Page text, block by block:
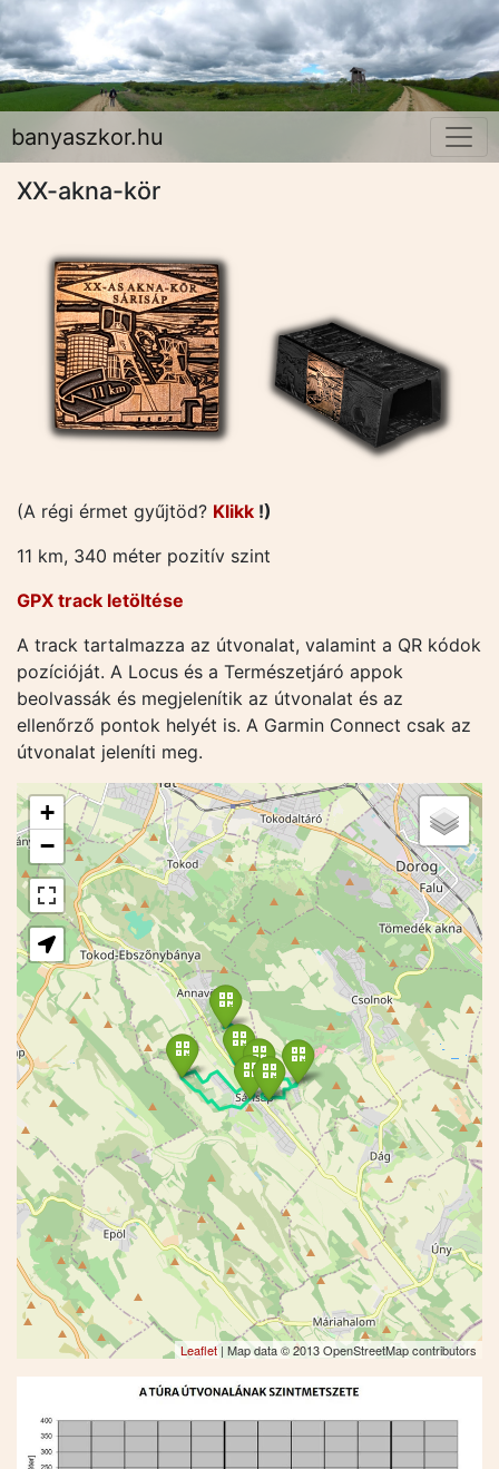
banyaszkor.hu
XX-akna-kör
(A régi érmet gyűjtöd? Klikk !)
11 km, 340 méter pozitív szint
GPX track letöltése
A track tartalmazza az útvonalat, valamint a QR kódok
pozícióját. A Locus és a Természetjáró appok
beolvassák és megjelenítik az útvonalat és az
ellenőrző pontok helyét is. A Garmin Connect csak az
útvonalat jeleníti meg.